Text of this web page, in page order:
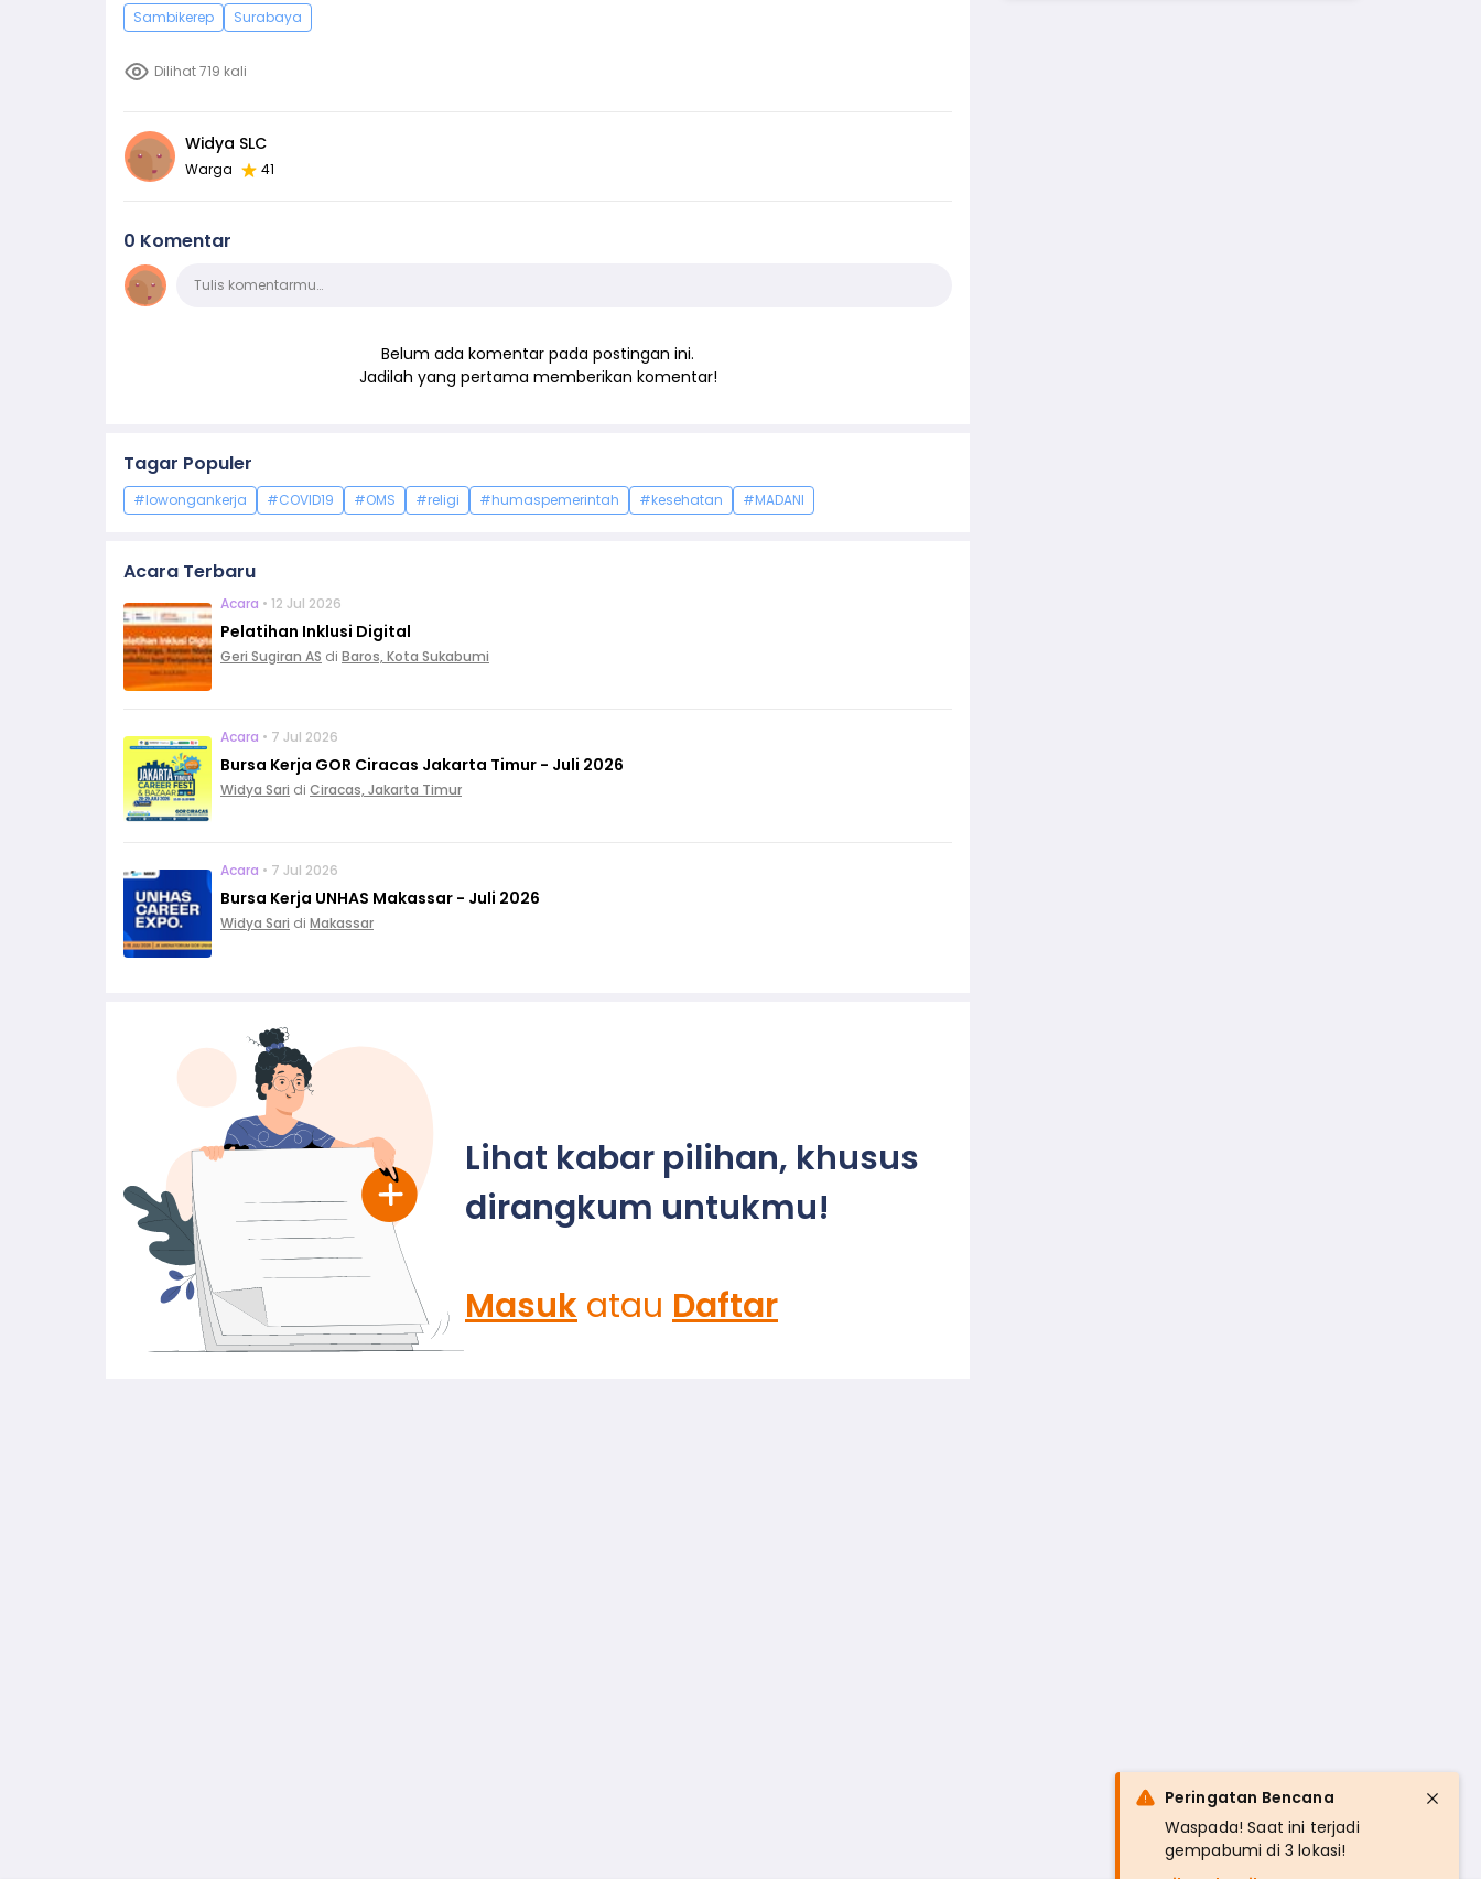
Sambikerep Surabaya
Dilihat 719 kali
Widya SLC
Warga 41
0 Komentar
KomentarTulis komentarmu…
Belum ada komentar pada postingan ini.
Jadilah yang pertama memberikan komentar!
Tagar Populer
#lowongankerja #COVID19 #OMS #religi #humaspemerintah #kesehatan #MADANI
Acara Terbaru
Acara • 12 Jul 2026
Pelatihan Inklusi Digital
Geri Sugiran AS di Baros, Kota Sukabumi
Acara • 7 Jul 2026
Bursa Kerja GOR Ciracas Jakarta Timur - Juli 2026
Widya Sari di Ciracas, Jakarta Timur
Acara • 7 Jul 2026
Bursa Kerja UNHAS Makassar - Juli 2026
Widya Sari di Makassar
Lihat kabar pilihan, khusus
dirangkum untukmu!
Masuk atau Daftar
Peringatan Bencana
Waspada! Saat ini terjadi
gempabumi di 3 lokasi!